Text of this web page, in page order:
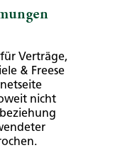
Verträge,
& Freese
nicht